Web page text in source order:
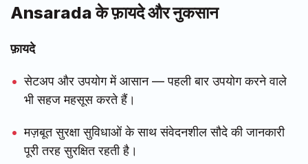
Ansarada के फ़ायदे और नुकसान
फ़ायदे
सेटअप और उपयोग में आसान — पहली बार उपयोग करने वाले
भी सहज महसूस करते हैं।
मज़बूत सुरक्षा सुविधाओं के साथ संवेदनशील सौदे की जानकारी
पूरी तरह सुरक्षित रहती है।